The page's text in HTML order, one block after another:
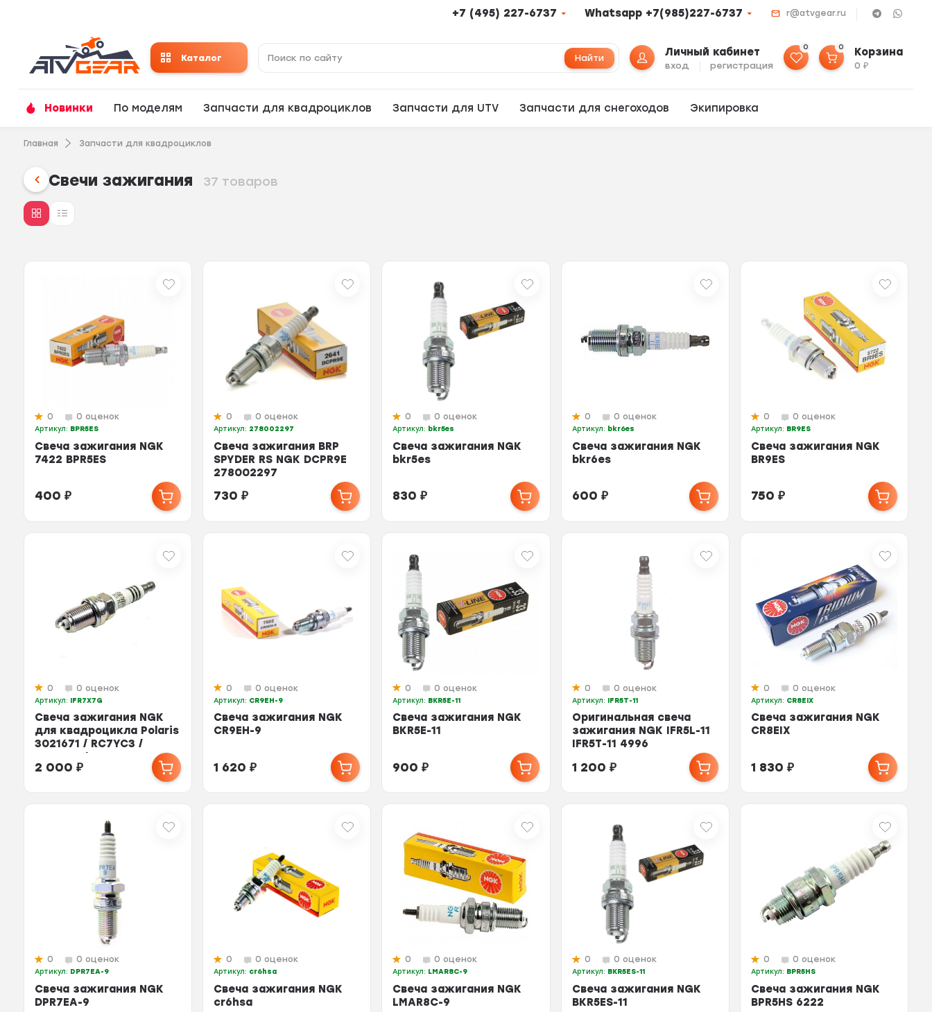
+7 (495) 227-6737 Whatsapp +7(985)227-6737 r@atvgear.ru
Каталог Найти Личный кабинет
вход регистрация
0 0 Корзина
0₽
Новинки По моделям Запчасти для квадроциклов Запчасти для UTV Запчасти для снегоходов Экипировка
Главная Запчасти для квадроциклов
Свечи зажигания 37 товаров
0 0 оценок
Артикул: BPR5ES
Свеча зажигания NGK
7422 BPR5ES
400₽
0 0 оценок
Артикул: 278002297
Свеча зажигания BRP
SPYDER RS NGK DCPR9E
278002297
730₽
0 0 оценок
Артикул: bkr5es
Свеча зажигания NGK
bkr5es
830₽
0 0 оценок
Артикул: bkr6es
Свеча зажигания NGK
bkr6es
600 ₽
0 0 оценок
Артикул: BR9ES
Свеча зажигания NGK
BR9ES
750 ₽
0 0 оценок
Артикул: IFR7X7G
Свеча зажигания NGK
для квадроцикла Polaris
3021671 / RC7YC3 /
BKR7EIX / IFR7...
2 000₽
0 0 оценок
Артикул: CR9EH-9
Свеча зажигания NGK
CR9EH-9
1 620₽
0 0 оценок
Артикул: BKR5E-11
Свеча зажигания NGK
BKR5E-11
900₽
0 0 оценок
Артикул: IFR5T-11
Оригинальная свеча
зажигания NGK IFR5L-11
IFR5T-11 4996
1 200 ₽
0 0 оценок
Артикул: CR8EIX
Свеча зажигания NGK
CR8EIX
1 830 ₽
0 0 оценок
Артикул: DPR7EA-9
Свеча зажигания NGK
DPR7EA-9
0 0 оценок
Артикул: cr6hsa
Свеча зажигания NGK
cr6hsa
0 0 оценок
Артикул: LMAR8C-9
Свеча зажигания NGK
LMAR8C-9
0 0 оценок
Артикул: BKR5ES-11
Свеча зажигания NGK
BKR5ES-11
0 0 оценок
Артикул: BPR5HS
Свеча зажигания NGK
BPR5HS 6222